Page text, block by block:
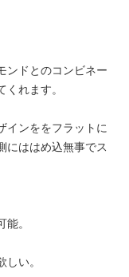
ンドとのコンビネー
れます。
インををフラットに
にははめ込無事でス
。
い。